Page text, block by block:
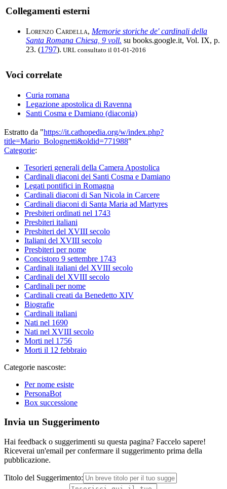
Collegamenti esterni
Lorenzo Cardella, Memorie storiche de' cardinali della
Santa Romana Chiesa, 9 voll. su books.google.it, Vol. IX, p.
23. (1797). URL consultato il 01-01-2016
Voci correlate
Curia romana
Legazione apostolica di Ravenna
Santi Cosma e Damiano (diaconia)
Estratto da "https://it.cathopedia.org/w/index.php?
title=Mario_Bolognetti&oldid=771988"
Categorie:
Tesorieri generali della Camera Apostolica
Cardinali diaconi dei Santi Cosma e Damiano
Legati pontifici in Romagna
Cardinali diaconi di San Nicola in Carcere
Cardinali diaconi di Santa Maria ad Martyres
Presbiteri ordinati nel 1743
Presbiteri italiani
Presbiteri del XVIII secolo
Italiani del XVIII secolo
Presbiteri per nome
Concistoro 9 settembre 1743
Cardinali italiani del XVIII secolo
Cardinali del XVIII secolo
Cardinali per nome
Cardinali creati da Benedetto XIV
Biografie
Cardinali italiani
Nati nel 1690
Nati nel XVIII secolo
Morti nel 1756
Morti il 12 febbraio
Categorie nascoste:
Per nome esiste
PersonaBot
Box successione
Invia un Suggerimento
Hai feedback o suggerimenti su questa pagina? Faccelo sapere!
Riceverai un'email per confermare il suggerimento prima della
pubblicazione.
Titolo del Suggerimento: